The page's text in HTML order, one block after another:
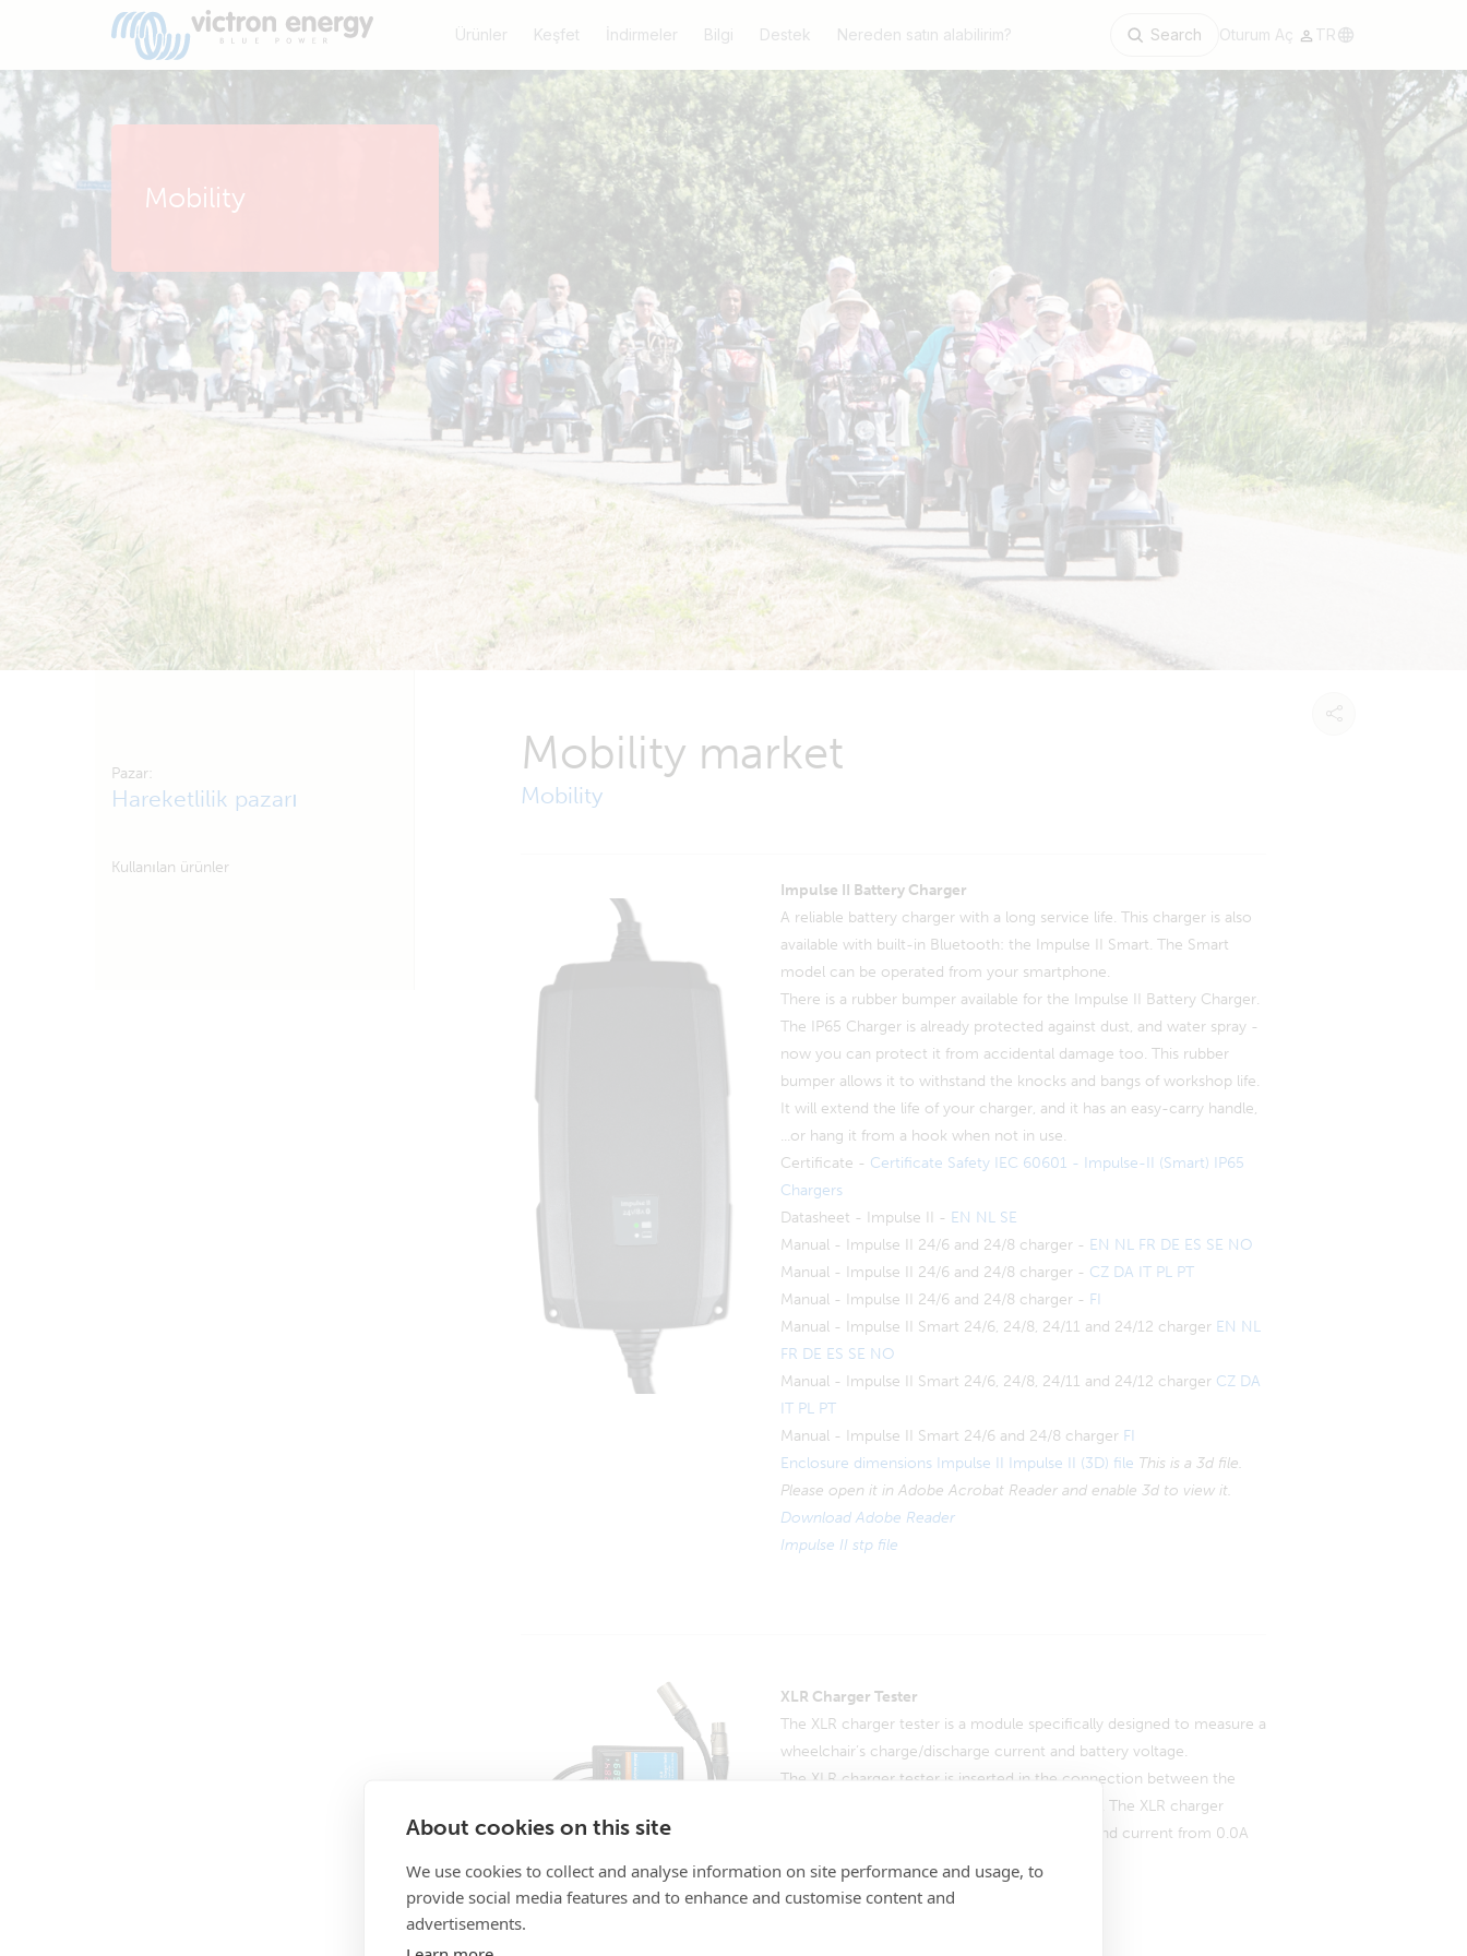
About cookies on this site
We use cookies to collect and analyse information on site performance and usage, to
provide social media features and to enhance and customise content and
advertisements.
Ürünler Keşfet İndirmeler Bilgi Destek Nereden satın alabilirim? Search Oturum Aç TR
Mobility
Mobility market
Mobility
Impulse II Battery Charger
A reliable battery charger with a long service life. This charger is also
available with built-in Bluetooth: the Impulse II Smart. The Smart
model can be operated from your smartphone.
There is a rubber bumper available for the Impulse II Battery Charger.
The IP65 Charger is already protected against dust, and water spray -
now you can protect it from accidental damage too. This rubber
bumper allows it to withstand the knocks and bangs of workshop life.
It will extend the life of your charger, and it has an easy-carry handle,
...or hang it from a hook when not in use.
Certificate - Certificate Safety IEC 60601 - Impulse-II (Smart) IP65
Chargers
Datasheet - Impulse II - EN NL SE
Manual - Impulse II 24/6 and 24/8 charger - EN NL FR DE ES SE NO
Manual - Impulse II 24/6 and 24/8 charger - CZ DA IT PL PT
Manual - Impulse II 24/6 and 24/8 charger - FI
Manual - Impulse II Smart 24/6, 24/8, 24/11 and 24/12 charger EN NL
FR DE ES SE NO
Manual - Impulse II Smart 24/6, 24/8, 24/11 and 24/12 charger CZ DA
IT PL PT
Manual - Impulse II Smart 24/6 and 24/8 charger FI
Enclosure dimensions Impulse II Impulse II (3D) file This is a 3d file.
Please open it in Adobe Acrobat Reader and enable 3d to view it.
Download Adobe Reader
Impulse II stp file
XLR Charger Tester
The XLR charger tester is a module specifically designed to measure a
wheelchair’s charge/discharge current and battery voltage.
The XLR charger tester is inserted in the connection between the
charge device and the wheelchair charge plug. The XLR charger
tester measures voltage from 0.0V to 30.0V and current from 0.0A
Pazar:
Hareketlilik pazarı
Kullanılan ürünler